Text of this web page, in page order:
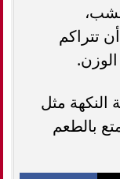
تتراكم
النكهة مثل
بالطعم